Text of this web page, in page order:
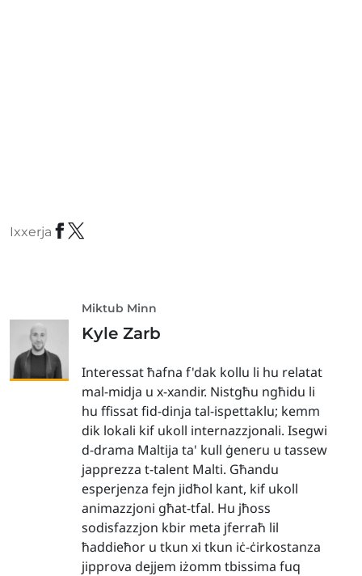
Ixxerja
Miktub Minn
Kyle Zarb
Interessat ħafna f'dak kollu li hu relatat
mal-midja u x-xandir. Nistgħu ngħidu li
hu ffissat fid-dinja tal-ispettaklu; kemm
dik lokali kif ukoll internazzjonali. Isegwi
d-drama Maltija ta' kull ġeneru u tassew
japprezza t-talent Malti. Għandu
esperjenza fejn jidħol kant, kif ukoll
animazzjoni għat-tfal. Hu jħoss
sodisfazzjon kbir meta jferraħ lil
ħaddieħor u tkun xi tkun iċ-ċirkostanza
jipprova dejjem iżomm tbissima fuq